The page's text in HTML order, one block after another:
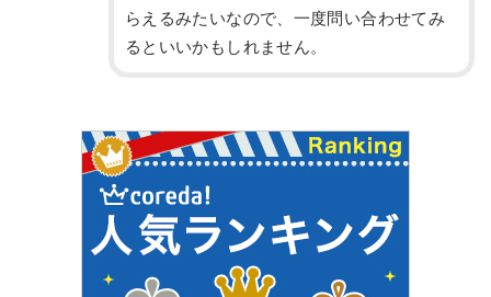
らえるみたいなので、一度問い合わせてみ
るといいかもしれません。